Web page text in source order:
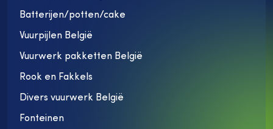
Rook en
Fakkels
vuurwerk
België
Fonteinen
België
Batterijen/potten/cake
Vuurpijlen België
Vuurwerk pakketten België
Rook en Fakkels
Divers vuurwerk België
Fonteinen